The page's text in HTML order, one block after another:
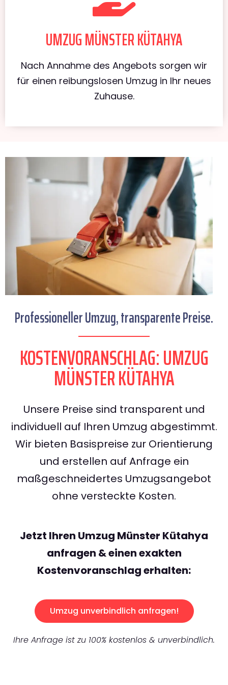
UMZUG MÜNSTER KÜTAHYA
Nach Annahme des Angebots sorgen wir
für einen reibungslosen Umzug in Ihr neues
Zuhause.
Professioneller Umzug, transparente Preise.
KOSTENVORANSCHLAG: UMZUG
MÜNSTER KÜTAHYA
Unsere Preise sind transparent und
individuell auf Ihren Umzug abgestimmt.
Wir bieten Basispreise zur Orientierung
und erstellen auf Anfrage ein
maßgeschneidertes Umzugsangebot
ohne versteckte Kosten.
Jetzt Ihren Umzug Münster Kütahya
anfragen & einen exakten
Kostenvoranschlag erhalten:
Umzug unverbindlich anfragen!
Ihre Anfrage ist zu 100% kostenlos & unverbindlich.